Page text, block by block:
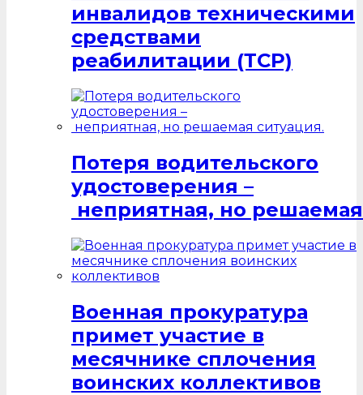
инвалидов техническими
средствами
реабилитации (ТСР)
Потеря водительского
удостоверения –
неприятная, но
Военная прокуратура
примет участие в
месячнике сплочения
воинских коллективов